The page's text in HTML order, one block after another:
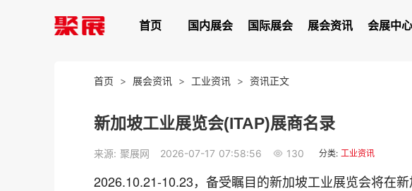
首页 国内展会 国际展会 展会资讯 会展中心
首页 > 展会资讯 > 工业资讯 > 资讯正文
新加坡工业展览会(ITAP)展商名录
来源: 聚展网 2026-07-17 07:58:56 130 分类: 工业资讯
2026.10.21-10.23，备受瞩目的新加坡工业展览会将在